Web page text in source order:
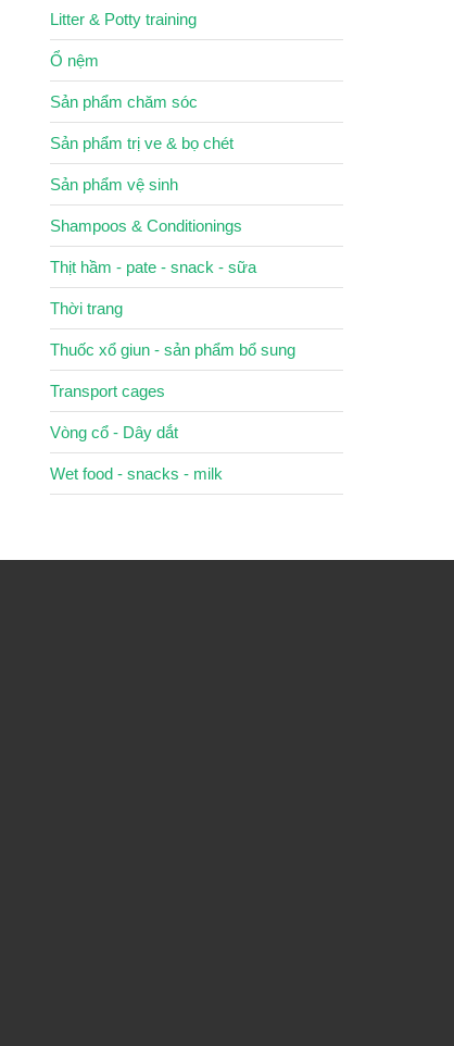
Litter & Potty training
Ổ nệm
Sản phẩm chăm sóc
Sản phẩm trị ve & bọ chét
Sản phẩm vệ sinh
Shampoos & Conditionings
Thịt hầm - pate - snack - sữa
Thời trang
Thuốc xổ giun - sản phẩm bổ sung
Transport cages
Vòng cổ - Dây dắt
Wet food - snacks - milk